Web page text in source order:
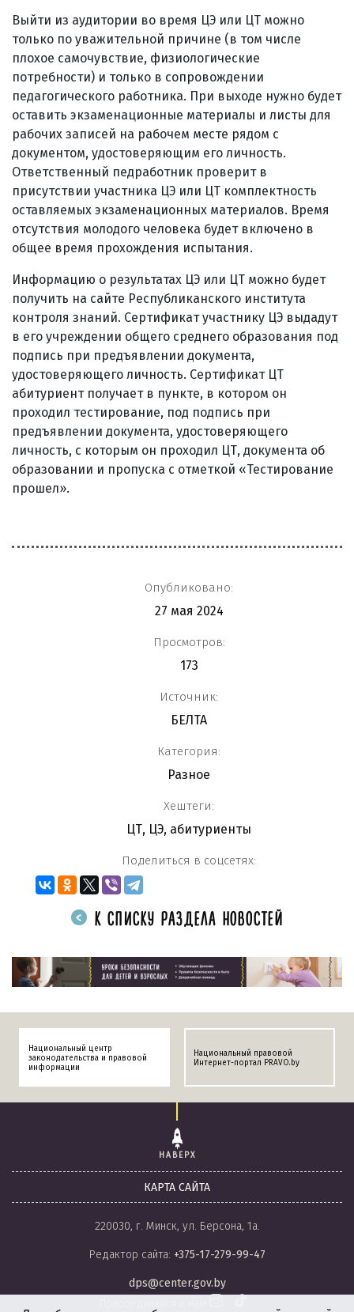
Выйти из аудитории во время ЦЭ или ЦТ можно
только по уважительной причине (в том числе
плохое самочувствие, физиологические
потребности) и только в сопровождении
педагогического работника. При выходе нужно будет
оставить экзаменационные материалы и листы для
рабочих записей на рабочем месте рядом с
документом, удостоверяющим его личность.
Ответственный педработник проверит в
присутствии участника ЦЭ или ЦТ комплектность
оставляемых экзаменационных материалов. Время
отсутствия молодого человека будет включено в
общее время прохождения испытания.
Информацию о результатах ЦЭ или ЦТ можно будет
получить на сайте Республиканского института
контроля знаний. Сертификат участнику ЦЭ выдадут
в его учреждении общего среднего образования под
подпись при предъявлении документа,
удостоверяющего личность. Сертификат ЦТ
абитуриент получает в пункте, в котором он
проходил тестирование, под подпись при
предъявлении документа, удостоверяющего
личность, с которым он проходил ЦТ, документа об
образовании и пропуска с отметкой «Тестирование
прошел».
Опубликовано:
27 мая 2024
Просмотров:
173
Источник:
БЕЛТА
Категория:
Разное
Хештеги:
ЦТ, ЦЭ, абитуриенты
Поделиться в соцсетях:
К СПИСКУ РАЗДЕЛА НОВОСТЕЙ
Национальный центр
законодательства и правовой
информации
Национальный правовой
Интернет-портал PRAVO.by
НАВЕРХ
КАРТА САЙТА
220030, г. Минск, ул. Берсона, 1а.
Редактор сайта: +375-17-279-99-47
dps@center.gov.by